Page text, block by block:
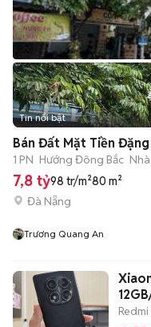
Tin nổi bật
Bán Đất Mặt Tiền
1 PN Hướng Đông Bắc
7,8 tỷ98 tr/m²80 m²
Đà Nẵng
Trương Quang An